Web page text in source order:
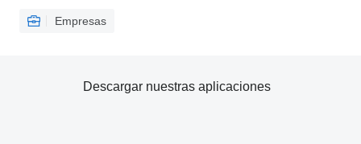
Empresas
Descargar nuestras aplicaciones